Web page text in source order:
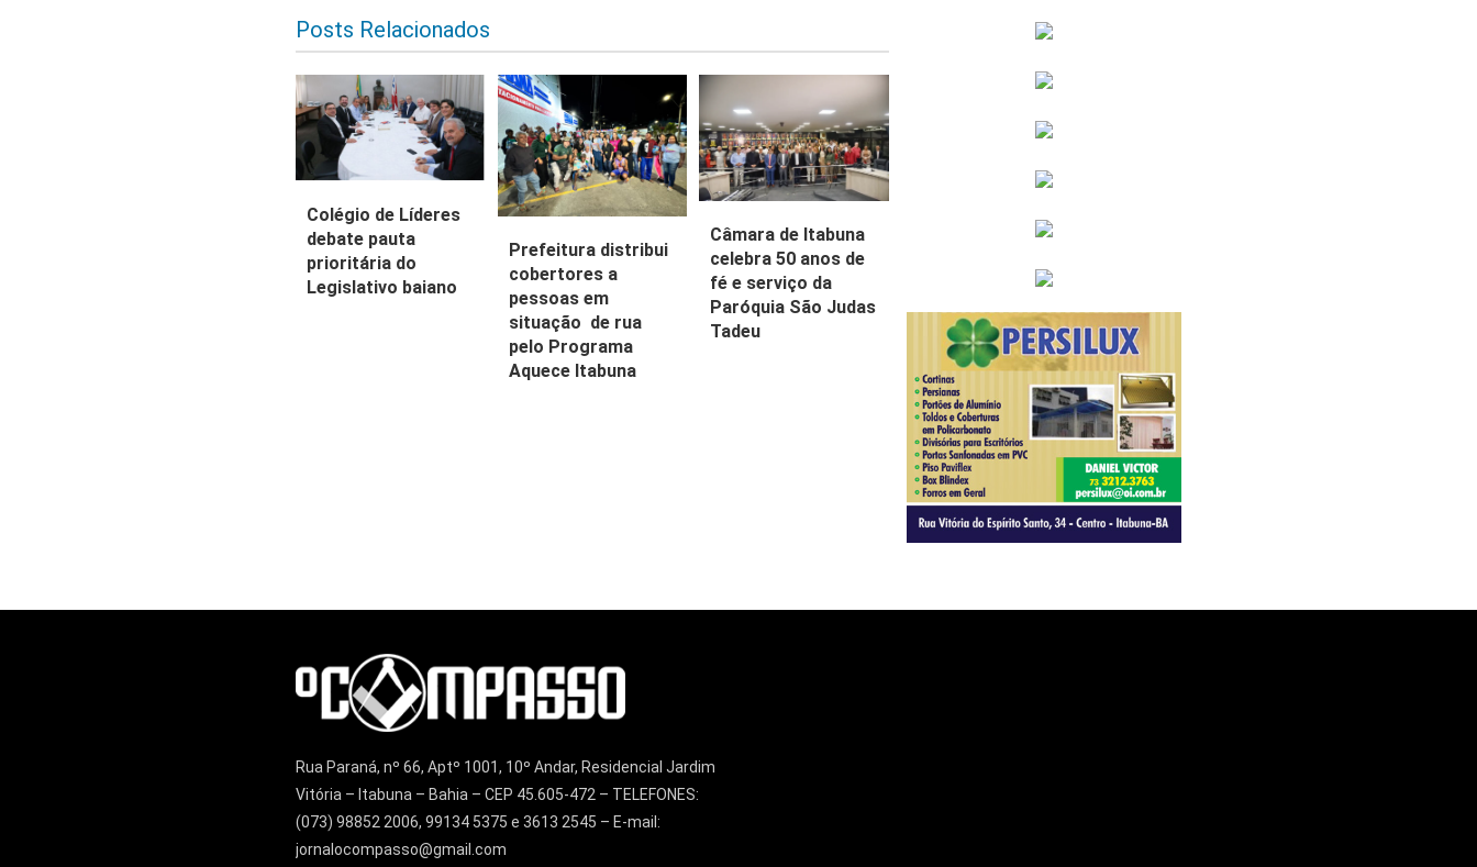
Posts Relacionados
Colégio de Líderes
debate pauta
prioritária do
Legislativo baiano
Prefeitura distribui
cobertores a
pessoas em
situação de rua
pelo Programa
Aquece Itabuna
Câmara de Itabuna
celebra 50 anos de
fé e serviço da
Paróquia São Judas
Tadeu
Rua Paraná, nº 66, Aptº 1001, 10º Andar, Residencial Jardim
Vitória – Itabuna – Bahia – CEP 45.605-472 – TELEFONES:
(073) 98852 2006, 99134 5375 e 3613 2545 – E-mail:
jornalocompasso@gmail.com